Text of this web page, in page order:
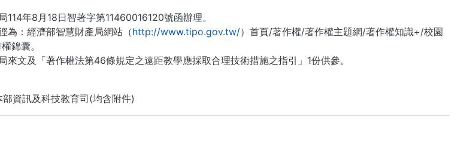
114年8月18日智著字第11460016120號函辦理。
為：經濟部智慧財產局網站（http://www.tipo.gov.tw/）首頁/著作權/著作權主題網/著作權知識+/校園
錦囊。
來文及「著作權法第46條規定之遠距教學應採取合理技術措施之指引」1份供參。
資訊及科技教育司(均含附件)